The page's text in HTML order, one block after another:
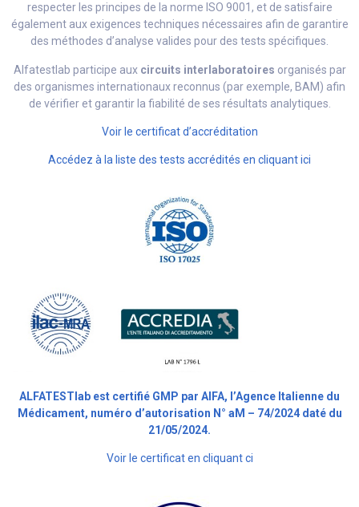
respecter les principes de la norme ISO 9001, et de satisfaire
également aux exigences techniques nécessaires afin de garantire
des méthodes d’analyse valides pour des tests spécifiques.
Alfatestlab participe auxcircuits interlaboratoires organisés par
des organismes internationaux reconnus (par exemple, BAM) afin
de vérifier et garantir la fiabilité de ses résultats analytiques.
Voir le certificat d’accréditation
Accédez à la liste des tests accrédités en cliquant ici
ALFATESTlab est certifié GMP par AIFA, l’Agence Italienne du
Médicament, numéro d’autorisation N° aM – 74/2024 daté du
21/05/2024.
Voir le certificat en cliquant ci